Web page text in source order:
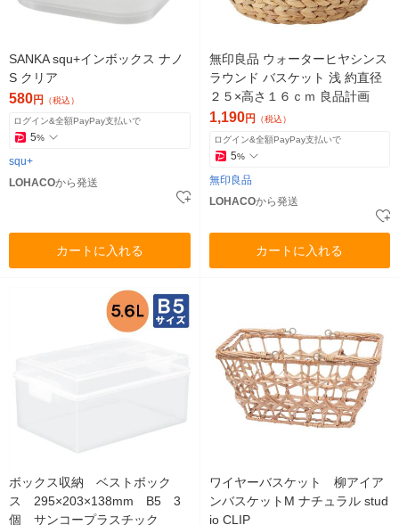
SANKA squ+インボックス ナノ
S クリア
580円 （税込）
ログイン&全額PayPay支払いで
5%
squ+
LOHACOから発送
カートに入れる
無印良品 ウォーターヒヤシンス
ラウンド バスケット 浅 約直径
２５×高さ１６ｃｍ 良品計画
1,190円 （税込）
ログイン&全額PayPay支払いで
5%
無印良品
LOHACOから発送
カートに入れる
ボックス収納 ベストボック
ス 295×203×138mm B5 3
個 サンコープラスチック
ワイヤーバスケット 柳アイア
ンバスケットM ナチュラル stud
io CLIP